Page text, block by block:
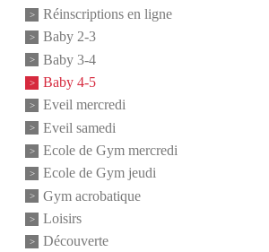
Réinscriptions en ligne
Baby 2-3
Baby 3-4
Baby 4-5
Eveil mercredi
Eveil samedi
Ecole de Gym mercredi
Ecole de Gym jeudi
Gym acrobatique
Loisirs
Découverte